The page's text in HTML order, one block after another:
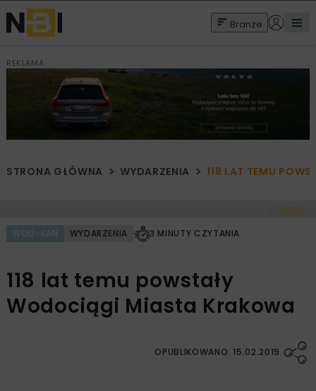
Branże
REKLAMA
STRONA GŁÓWNA WYDARZENIA 118 LAT TEMU
< Cofnij
WOD-KAN WYDARZENIA 3 MINUTY CZYTANIA
118 lat temu powstały
Wodociągi Miasta Krakowa
OPUBLIKOWANO: 15.02.2019